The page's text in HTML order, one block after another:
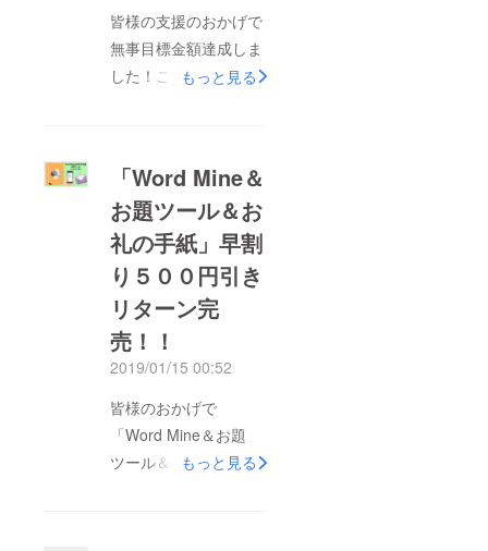
皆様の支援のおかげで
無事目標金額達成しま
した！これも皆様の支
100個しか生産でき
ず、内容物もギリギリ
まで原価を削らなけれ
ばなりません。生産数
を増やすため、内容物
の質向上のために今後
も資金調達は続けてい
きますのでご支援、拡
散よろしくお願いしま
す。また、目標金額に
達したため以下のよう
もっと見る
「Word Mine＆
お題ツール＆お
礼の手紙」早割
り５００円引き
リターン完
売！！
2019/01/15 00:52
皆様のおかげで
「Word Mine＆お題
ツール＆お礼の手紙」
もっと見る